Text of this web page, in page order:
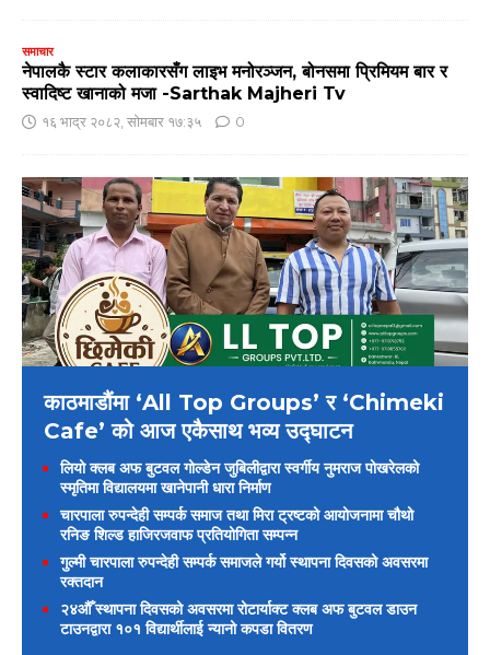
समाचार
नेपालकै स्टार कलाकारसँग लाइभ मनोरञ्जन, बोनसमा प्रिमियम बार र
स्वादिष्ट खानाको मजा -Sarthak Majheri Tv
१६ भाद्र २०८२, सोमबार १७:३५ 0
काठमाडौंमा ‘All Top Groups’ र ‘Chimeki
Cafe’ को आज एकैसाथ भव्य उद्घाटन
लियो क्लब अफ बुटवल गोल्डेन जुबिलीद्वारा स्वर्गीय नुमराज पोखरेलको
स्मृतिमा विद्यालयमा खानेपानी धारा निर्माण
चारपाला रुपन्देही सम्पर्क समाज तथा मिरा ट्रष्टको आयोजनामा चौथो
रनिङ शिल्ड हाजिरजवाफ प्रतियोगिता सम्पन्न
गुल्मी चारपाला रुपन्देही सम्पर्क समाजले गर्यो स्थापना दिवसको अवसरमा
रक्तदान
२४औँ स्थापना दिवसको अवसरमा रोटार्याक्ट क्लब अफ बुटवल डाउन
टाउनद्वारा १०१ विद्यार्थीलाई न्यानो कपडा वितरण